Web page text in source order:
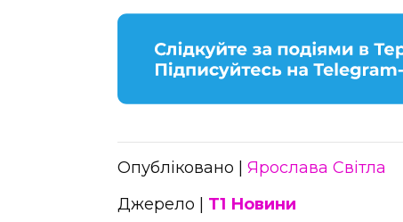
Опубліковано | Ярослава Світла
Джерело | Т1 Новини